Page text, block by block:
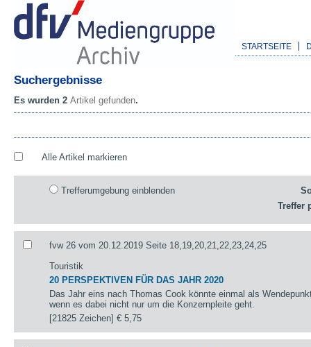
STARTSEITE
Suchergebnisse
Es wurden 2 Artikel gefunden.
Alle Artikel markieren
Trefferumgebung einblenden
Treffer
fvw 26 vom 20.12.2019 Seite 18,19,20,21,22,23,24,25
Touristik
20 PERSPEKTIVEN FÜR DAS JAHR 2020
Das Jahr eins nach Thomas Cook könnte einmal als
wenn es dabei nicht nur um die Konzernpleite geht.
[21825 Zeichen]€ 5,75